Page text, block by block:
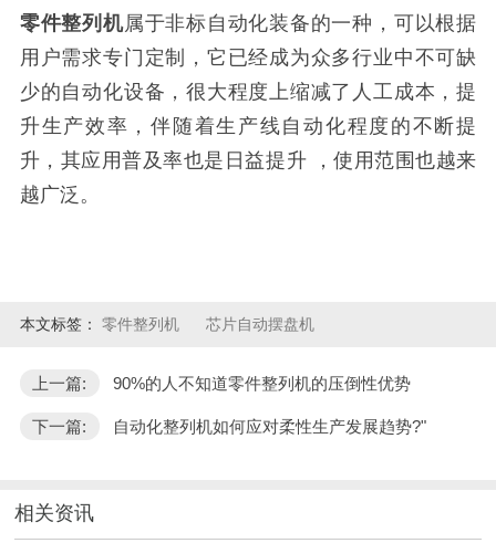
零件整列机属于非标自动化装备的一种，可以根据
用户需求专门定制，它已经成为众多行业中不可缺
少的自动化设备，很大程度上缩减了人工成本，提
升生产效率，伴随着生产线自动化程度的不断提
升，其应用普及率也是日益提升 ，使用范围也越来
越广泛。
本文标签： 零件整列机 芯片自动摆盘机
上一篇: 90%的人不知道零件整列机的压倒性优势
下一篇: 自动化整列机如何应对柔性生产发展趋势?"
相关资讯